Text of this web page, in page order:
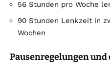
56 Stunden pro Woche
90 Stunden Lenkzeit in
Wochen
Pausenregelungen